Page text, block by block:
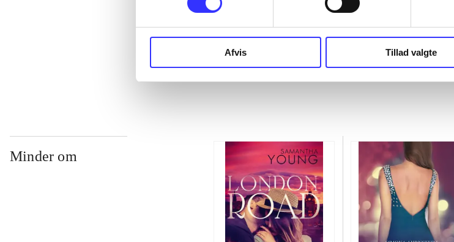
Afvis Tillad valgte
Minder om